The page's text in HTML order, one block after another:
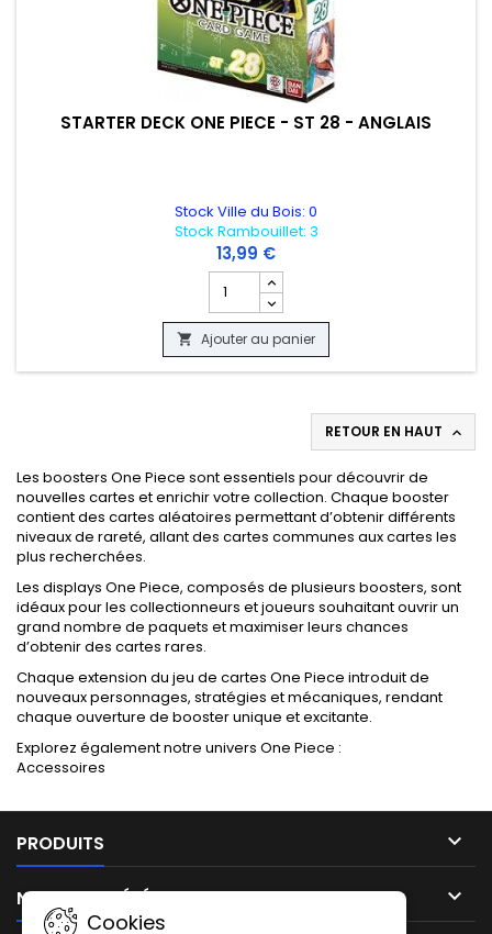
STARTER DECK ONE PIECE - ST 28 - ANGLAIS
Stock Ville du Bois: 0
Stock Rambouillet: 3
13,99 €
Champ quantité du produit STARTER
 Ajouter au panier
RETOUR EN HAUT 
Les boosters One Piece sont essentiels pour découvrir de
nouvelles cartes et enrichir votre collection. Chaque booster
contient des cartes aléatoires permettant d’obtenir différents
niveaux de rareté, allant des cartes communes aux cartes les
plus recherchées.
Les displays One Piece, composés de plusieurs boosters, sont
idéaux pour les collectionneurs et joueurs souhaitant ouvrir un
grand nombre de paquets et maximiser leurs chances
d’obtenir des cartes rares.
Chaque extension du jeu de cartes One Piece introduit de
nouveaux personnages, stratégies et mécaniques, rendant
chaque ouverture de booster unique et excitante.
Explorez également notre univers One Piece :
Accessoires
PRODUITS 
NOTRE SOCIÉTÉ 
Cookies